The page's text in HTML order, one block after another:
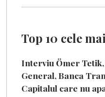
Top 10 cele
Interviu Ömer
General, Banca
Capitalul care nu